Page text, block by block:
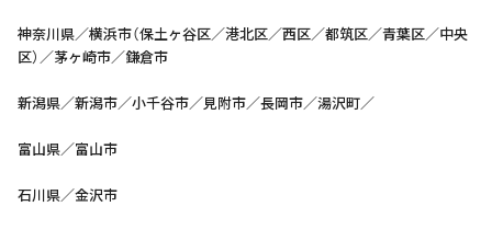
神奈川県／横浜市（保土ヶ谷区／港北区／西区／都筑区／青葉区／中央
区）／茅ヶ崎市／鎌倉市
新潟県／新潟市／小千谷市／見附市／長岡市／湯沢町／
富山県／富山市
石川県／金沢市